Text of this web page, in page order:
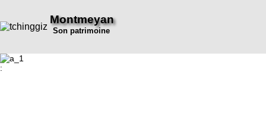
Montmeyan
Son patrimoine
: